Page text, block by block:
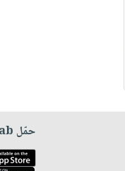
حمّل iKitab